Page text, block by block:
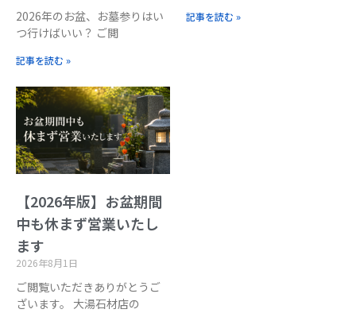
2026年のお盆、お墓参りはい
つ行けばいい？ ご閲
記事を読む »
記事を読む »
【2026年版】お盆期間
中も休まず営業いたし
ます
2026年8月1日
ご閲覧いただきありがとうご
ざいます。 大湯石材店の